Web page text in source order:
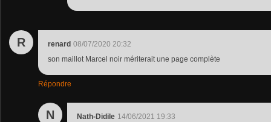
R renard 08/07/2020 20:32
son maillot Marcel noir mériterait une page complète
Répondre
N Nath-Didile 14/06/2021 19:33